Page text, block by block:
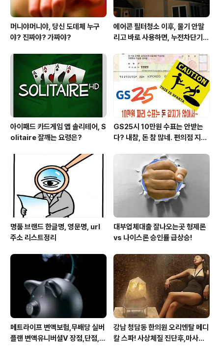
머니야머니야, 당신 도데체 누구
야? 진짜야? 가짜야?
에어콘 필터청소 이후, 물기 안말
리고 바로 사용하면, 누전차단기
심!)
아이패드 카드게임 앱 솔리테어, S
olitaire 잘깨는 요령은?
GS25시 10만원 수표는 안받는
다? 내참, 돈 참 많네. 편의점 지에
명품 브랜드 한글명, 영문명, url
주소 리스트정리
대부업체대출 잘나오는곳 형제론
vs 나이스론 승인률 급상승!
메트라이프 변액보험,무배당 실버
플랜 변액유니버셜V 장점,단점,가
강남 청담동 한의원 오리엔탈 메디
칼 스파! 사상체질 진단후,마사지,